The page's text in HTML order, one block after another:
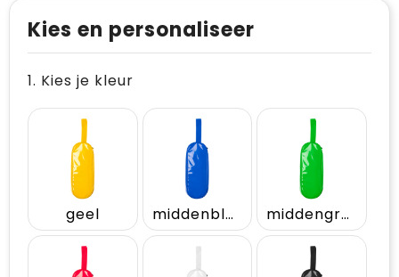
Kies en personaliseer
1. Kies je kleur
geel middenblauw middengroen